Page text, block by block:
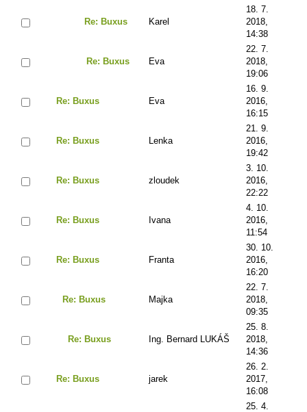
Re: Buxus Karel
18. 7.
2018,
14:38
Re: Buxus Eva
22. 7.
2018,
19:06
Re: Buxus Eva
16. 9.
2016,
16:15
Re: Buxus Lenka
21. 9.
2016,
19:42
Re: Buxus zloudek
3. 10.
2016,
22:22
Re: Buxus Ivana
4. 10.
2016,
11:54
Re: Buxus Franta
30. 10.
2016,
16:20
Re: Buxus Majka
22. 7.
2018,
09:35
Re: Buxus Ing. Bernard LUKÁŠ
25. 8.
2018,
14:36
Re: Buxus jarek
26. 2.
2017,
16:08
25. 4.